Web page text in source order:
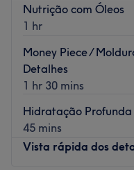
Nutrição com Óleos
1 hr
Money Piece /
Detalhes
1 hr 30 mins
Hidratação Profunda
45 mins
Vista rápida dos